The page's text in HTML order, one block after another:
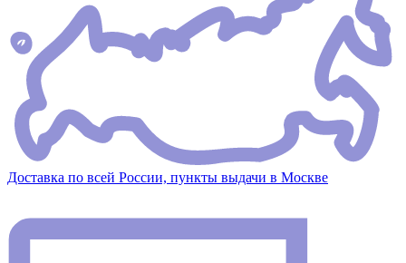
Доставка по всей России, пункты выдачи в Москве